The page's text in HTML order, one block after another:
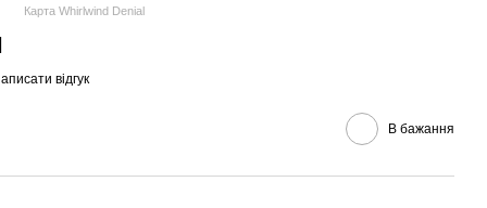
Карта Whirlwind Denial
відгук
В бажання